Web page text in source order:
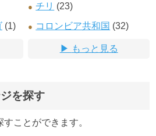
(1)
チリ (23)
コロンビア共和国 (32)
もっと見る
を探す
ことができます。